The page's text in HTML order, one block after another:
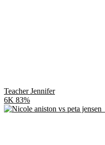
Teacher Jennifer
6K 83%